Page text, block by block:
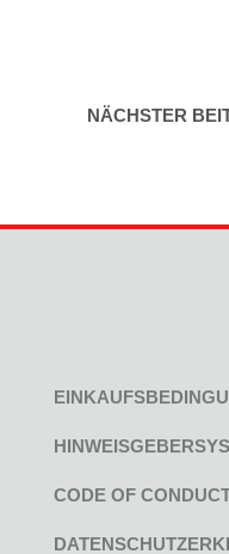
NÄCHSTER
CODE OF